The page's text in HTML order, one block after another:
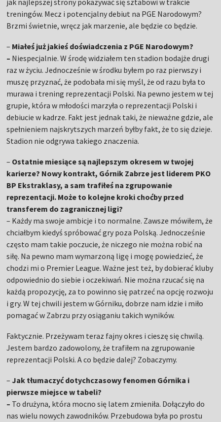
jak najlepszej strony pokazywać się sztabowi w trakcie
treningów. Mecz i potencjalny debiut na PGE Narodowym?
Brzmi świetnie, wręcz jak marzenie, ale będzie co będzie.
– Miałeś już jakieś doświadczenia z PGE Narodowym?
– Niespecjalnie. W środę widziałem ten stadion bodajże drugi
raz w życiu. Jednocześnie w środku byłem po raz pierwszy i
muszę przyznać, że podobała mi się myśl, że od razu była to
murawa i trening reprezentacji Polski. Na pewno jestem w tej
grupie, która w młodości marzyła o reprezentacji Polski i
debiucie w kadrze. Fakt jest jednak taki, że nieważne gdzie, ale
spełnieniem najskrytszych marzeń byłby fakt, że to się dzieje.
Stadion nie odgrywa takiego znaczenia.
– Ostatnie miesiące są najlepszym okresem w twojej
karierze? Nowy kontrakt, Górnik Zabrze jest liderem PKO
BP Ekstraklasy, a sam trafiłeś na zgrupowanie
reprezentacji. Może to kolejne kroki choćby przed
transferem do zagranicznej ligi?
– Każdy ma swoje ambicje i to normalne. Zawsze mówiłem, że
chciałbym kiedyś spróbować gry poza Polską. Jednocześnie
często mam takie poczucie, że niczego nie można robić na
siłę. Na pewno mam wymarzoną ligę i mogę powiedzieć, że
chodzi mi o Premier League. Ważne jest też, by dobierać kluby
odpowiednio do siebie i oczekiwań. Nie można rzucać się na
każdą propozycję, za to powinno się patrzeć na opcję rozwoju
i gry. W tej chwili jestem w Górniku, dobrze nam idzie i miło
pomagać w Zabrzu przy osiąganiu takich wyników.
Faktycznie. Przeżywam teraz fajny okres i cieszę się chwilą.
Jestem bardzo zadowolony, że trafiłem na zgrupowanie
reprezentacji Polski. A co będzie dalej? Zobaczymy.
– Jak tłumaczyć dotychczasowy fenomen Górnika i
pierwsze miejsce w tabeli?
– To drużyna, która mocno się latem zmieniła. Dołączyło do
nas wielu nowych zawodników. Przebudowa była po prostu